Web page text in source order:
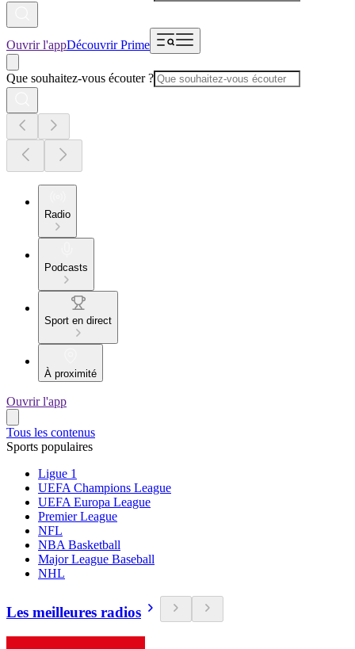
Ouvrir l'appDécouvrir Prime
Que souhaitez-vous écouter ?
Radio
Podcasts
Sport en direct
À proximité
Ouvrir l'app
Tous les contenus
Sports populaires
Ligue 1
UEFA Champions League
UEFA Europa League
Premier League
NFL
NBA Basketball
Major League Baseball
NHL
Les meilleures radios